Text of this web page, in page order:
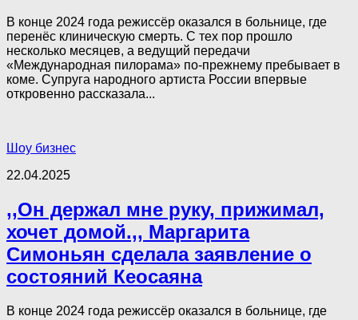
В конце 2024 года режиссёр оказался в больнице, где
перенёс клиническую смерть. С тех пор прошло
несколько месяцев, а ведущий передачи
«Международная пилорама» по-прежнему пребывает в
коме. Супруга народного артиста России впервые
откровенно рассказала...
Шоу бизнес
22.04.2025
,,Он держал мне руку, прижимал,
хочет домой.,, Маргарита
Симоньян сделала заявление о
состояний Кеосаяна
В конце 2024 года режиссёр оказался в больнице, где